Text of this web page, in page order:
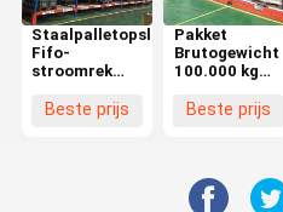
Staalpalletopslag
Fifo-
stroomrek
magazijnapparatuur
Beste prijs
Pakket
Brutogewicht
100.000 kg
schroefloos
Beste prijs